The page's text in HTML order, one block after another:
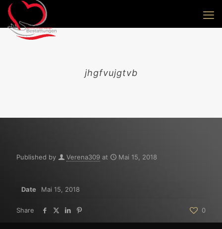
jhgfvujgtvb
Published by Verena309 at Mai 15, 2018
Date Mai 15, 2018
Share 0